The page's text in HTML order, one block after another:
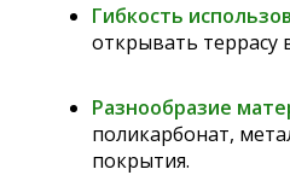
Гибкость
открывать террасу
Разнообразие
поликарбонат,
покрытия.